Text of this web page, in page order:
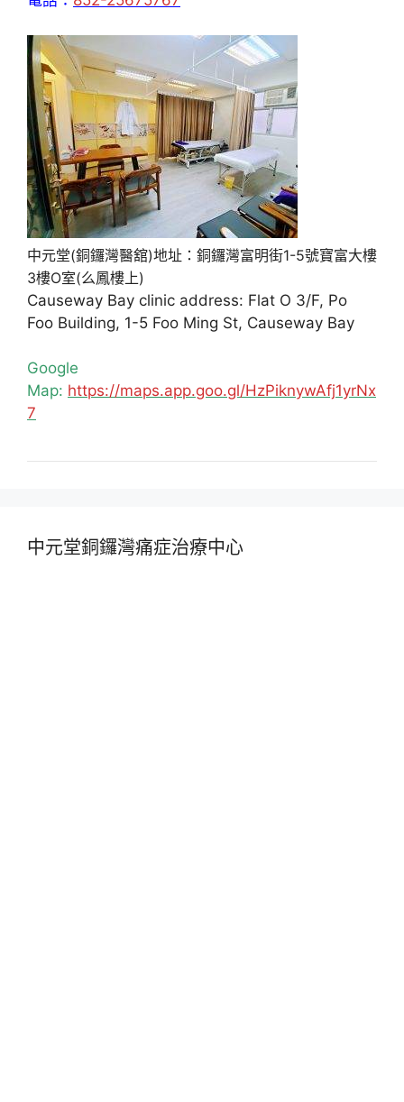
中元堂(銅鑼灣醫舘)地址：銅鑼灣富明街1-5號寶富大樓
3樓O室(么鳳樓上)
Causeway Bay clinic address: Flat O 3/F, Po
Foo Building, 1-5 Foo Ming St, Causeway Bay
Google
Map: https://maps.app.goo.gl/HzPiknywAfj1yrNx
7
中元堂銅鑼灣痛症治療中心